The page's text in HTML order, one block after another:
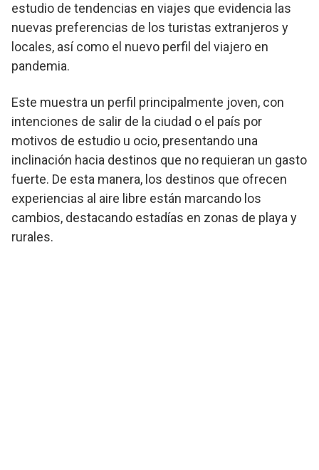
estudio de tendencias en viajes que evidencia las
nuevas preferencias de los turistas extranjeros y
locales, así como el nuevo perfil del viajero en
pandemia.
Este muestra un perfil principalmente joven, con
intenciones de salir de la ciudad o el país por
motivos de estudio u ocio, presentando una
inclinación hacia destinos que no requieran un gasto
fuerte. De esta manera, los destinos que ofrecen
experiencias al aire libre están marcando los
cambios, destacando estadías en zonas de playa y
rurales.